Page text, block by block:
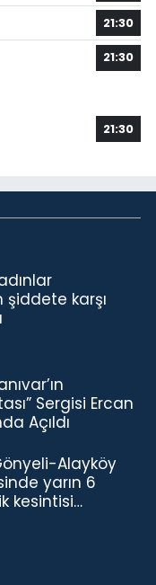
21:30
21:30
21:30
şiddete karşı
Sergisi Ercan
Açıldı
Alayköy
yarın 6
kesintisi…